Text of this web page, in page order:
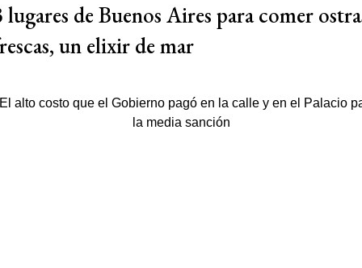
lugares de Buenos Aires para comer
un elixir de mar